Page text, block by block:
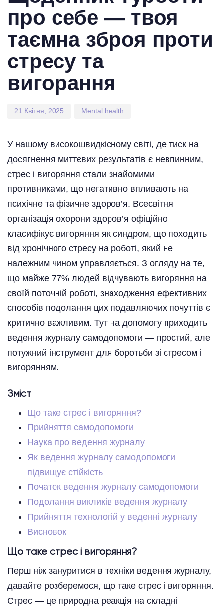
про себе — твоя
таємна зброя проти
стресу та
вигорання
21 Квітня, 2025 Mental health
У нашому високошвидкісному світі, де тиск на
досягнення миттєвих результатів є невпинним,
стрес і вигоряння стали знайомими
противниками, що негативно впливають на
психічне та фізичне здоров’я. Всесвітня
організація охорони здоров’я офіційно
класифікує вигоряння як синдром, що походить
від хронічного стресу на роботі, який не
належним чином управляється. З огляду на те,
що майже 77% людей відчувають вигоряння на
своїй поточній роботі, знаходження ефективних
способів подолання цих подавляючих почуттів є
критично важливим. Тут на допомогу приходить
ведення журналу самодопомоги — простий, але
потужний інструмент для боротьби зі стресом і
вигорянням.
Зміст
Що таке стрес і вигоряння?
Прийняття самодопомоги
Наука про ведення журналу
Як ведення журналу самодопомоги
підвищує стійкість
Початок ведення журналу самодопомоги
Подолання викликів ведення журналу
Прийняття технологій у веденні журналу
Висновок
Що таке стрес і вигоряння?
Перш ніж зануритися в техніки ведення журналу,
давайте розберемося, що таке стрес і вигоряння.
Стрес — це природна реакція на складні